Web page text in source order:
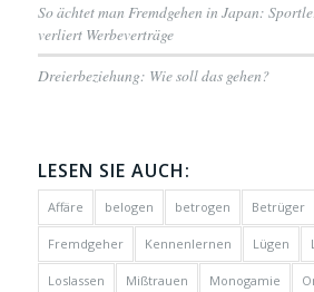
So ächtet man Fremdgehen in Japan:
verliert Werbeverträge
Dreierbeziehung: Wie soll das gehen?
LESEN SIE AUCH:
Affäre belogen betrogen Betrüger
Fremdgeher Kennenlernen Lügen
Loslassen Mißtrauen Monogamie